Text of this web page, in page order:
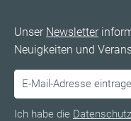
Unser Newsletter
Neuigkeiten und
Ich habe die